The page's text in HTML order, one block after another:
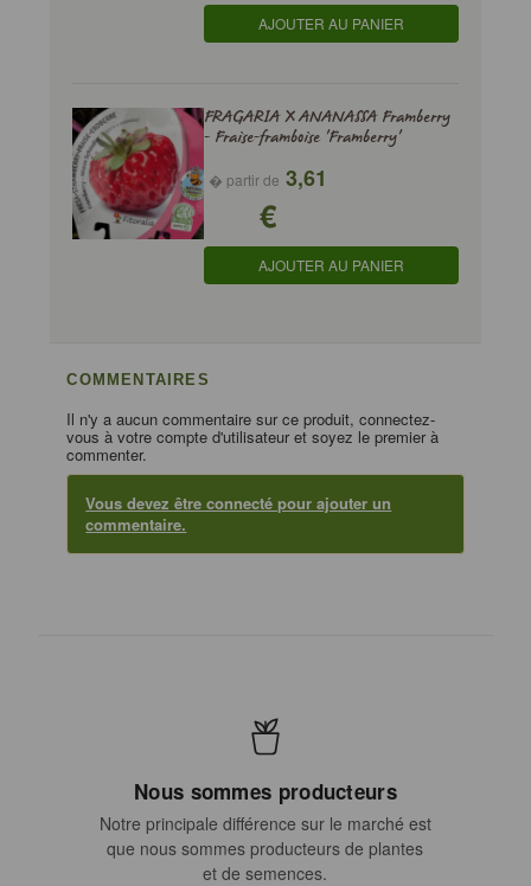
AJOUTER AU PANIER
FRAGARIA X ANANASSA Framberry
- Fraise-framboise 'Framberry'
� partir de 3,61
€
AJOUTER AU PANIER
COMMENTAIRES
Il n'y a aucun commentaire sur ce produit, connectez-
vous à votre compte d'utilisateur et soyez le premier à
commenter.
Vous devez être connecté pour ajouter un
commentaire.
Nous sommes producteurs
Notre principale différence sur le marché est
que nous sommes producteurs de plantes
et de semences.